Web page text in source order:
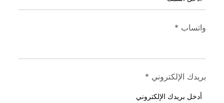
واتساب *
بريدك الإلكتروني *